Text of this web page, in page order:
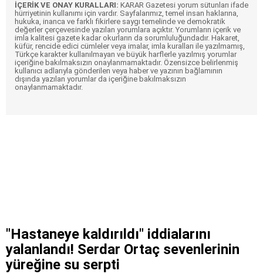
İÇERİK VE ONAY KURALLARI: KARAR Gazetesi yorum sütunları ifade
hürriyetinin kullanımı için vardır. Sayfalarımız, temel insan haklarına,
hukuka, inanca ve farklı fikirlere saygı temelinde ve demokratik
değerler çerçevesinde yazılan yorumlara açıktır. Yorumların içerik ve
imla kalitesi gazete kadar okurların da sorumluluğundadır. Hakaret,
küfür, rencide edici cümleler veya imalar, imla kuralları ile yazılmamış,
Türkçe karakter kullanılmayan ve büyük harflerle yazılmış yorumlar
içeriğine bakılmaksızın onaylanmamaktadır. Özensizce belirlenmiş
kullanıcı adlarıyla gönderilen veya haber ve yazının bağlamının
dışında yazılan yorumlar da içeriğine bakılmaksızın
onaylanmamaktadır.
"Hastaneye kaldırıldı" iddialarını
yalanlandı! Serdar Ortaç sevenlerinin
yüreğine su serpti